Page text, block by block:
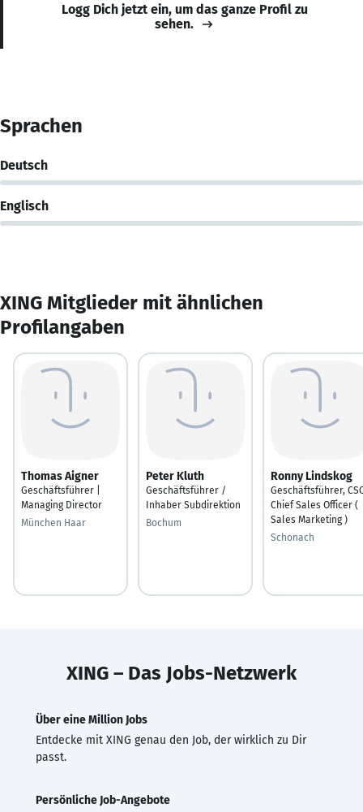
Logg Dich jetzt ein, um das ganze Profil zu
sehen.
Sprachen
Deutsch
Englisch
XING Mitglieder mit ähnlichen
Profilangaben
Thomas Aigner
Geschäftsführer |
Managing Director
München Haar
Peter Kluth
Geschäftsführer /
Inhaber Subdirektion
Bochum
Ronny Lindskog
Geschäftsführer,
Chief Sales Officer (
Sales Marketing )
Schonach
XING – Das Jobs-Netzwerk
Über eine Million Jobs
Entdecke mit XING genau den Job, der wirklich zu Dir
passt.
Persönliche Job-Angebote